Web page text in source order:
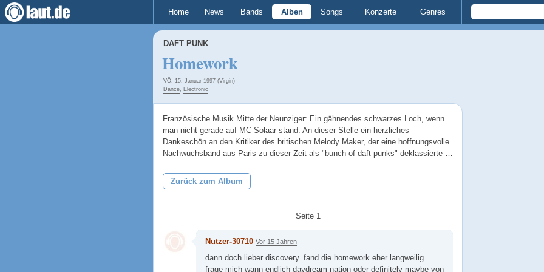
Home News Bands Alben Songs Konzerte Genres
DAFT PUNK
Homework
VÖ: 15. Januar 1997 (Virgin)
Dance, Electronic
Französische Musik Mitte der Neunziger: Ein gähnendes schwarzes Loch, wenn
man nicht gerade auf MC Solaar stand. An dieser Stelle ein herzliches
Dankeschön an den Kritiker des britischen Melody Maker, der eine hoffnungsvolle
Nachwuchsband aus Paris zu dieser Zeit als "bunch of daft punks" deklassierte …
Zurück zum Album
Seite 1
Nutzer-30710 Vor 15 Jahren
dann doch lieber discovery. fand die homework eher langweilig.
frage mich wann endlich daydream nation oder definitely maybe von